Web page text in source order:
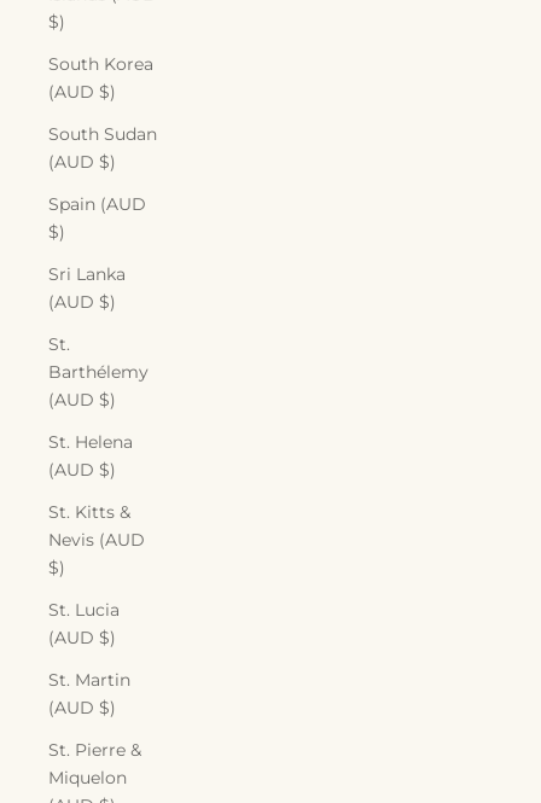
$)
South Korea
(AUD $)
South Sudan
(AUD $)
Spain (AUD
$)
Sri Lanka
(AUD $)
St.
Barthélemy
(AUD $)
St. Helena
(AUD $)
St. Kitts &
Nevis (AUD
$)
St. Lucia
(AUD $)
St. Martin
(AUD $)
St. Pierre &
Miquelon